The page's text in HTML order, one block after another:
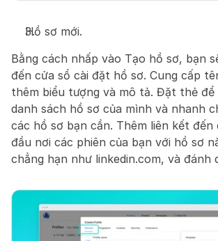
Hồ sơ mới.
Bằng cách nhấp vào Tạo hồ sơ, bạn
đến cửa sổ cài đặt hồ sơ. Cung cấp
thêm biểu tượng và mô tả. Đặt thẻ
danh sách hồ sơ của mình và nhanh
các hồ sơ bạn cần. Thêm liên kết
đầu nơi các phiên của bạn với hồ sơ
chẳng hạn như linkedin.com, và đánh